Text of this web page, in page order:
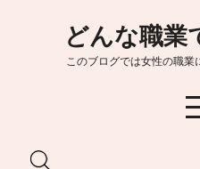
どんな職業
このブログでは女性の職業